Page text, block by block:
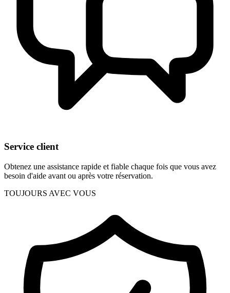
Service client
Obtenez une assistance rapide et fiable chaque fois que vous avez
besoin d'aide avant ou après votre réservation.
TOUJOURS AVEC VOUS